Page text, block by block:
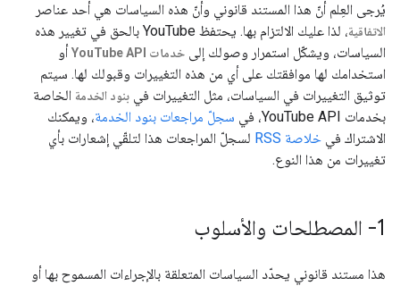
يُرجى العِلم أنّ هذا المستند قانوني وأنّ هذه السياسات هي أحد عناصر
الاتفاقية
، لذا عليك الالتزام بها. يحتفظ YouTube بالحق في تغيير هذه
السياسات، ويشكّل استمرار وصولك إلى خدمات YouTube API
أو
استخدامك لها موافقتك على أي من هذه التغييرات وقبولك لها. سيتم
توثيق التغييرات في السياسات، مثل التغييرات في بنود الخدمة الخاصة
بخدمات YouTube API، في
سجلّ مراجعات بنود الخدمة، ويمكنك
الاشتراك في خلاصة RSS
لسجلّ المراجعات هذا لتلقّي إشعارات بأي
تغييرات من هذا النوع.
1- المصطلحات والأسلوب
هذا مستند قانوني يحدّد السياسات المتعلقة بالإجراءات المسموح بها أو